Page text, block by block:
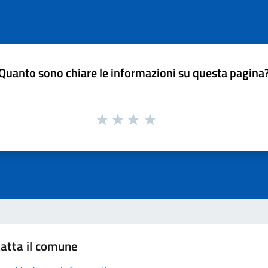
sono chiare le informazioni su questa
il comune